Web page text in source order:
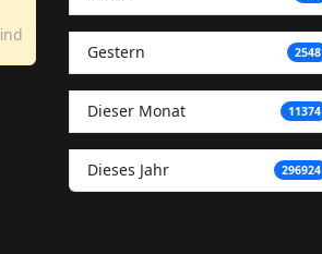
Gestern 2548
Dieser Monat 11374
Dieses Jahr 296924